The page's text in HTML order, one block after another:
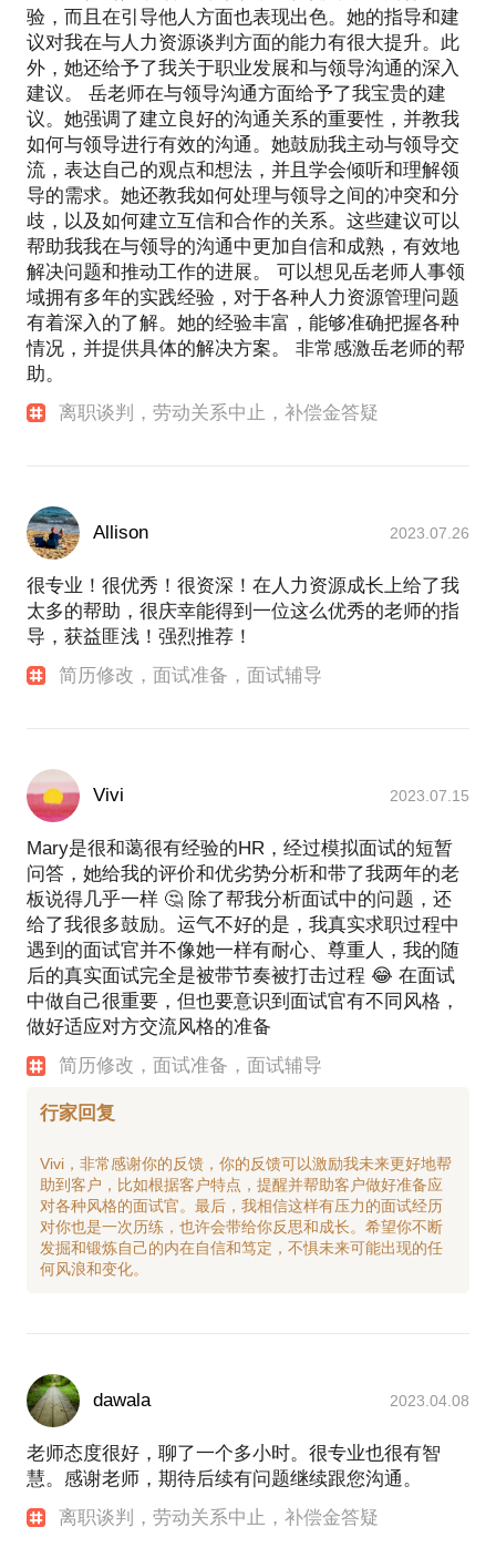
验，而且在引导他人方面也表现出色。她的指导和建
议对我在与人力资源谈判方面的能力有很大提升。此
外，她还给予了我关于职业发展和与领导沟通的深入
建议。 岳老师在与领导沟通方面给予了我宝贵的建
议。她强调了建立良好的沟通关系的重要性，并教我
如何与领导进行有效的沟通。她鼓励我主动与领导交
流，表达自己的观点和想法，并且学会倾听和理解领
导的需求。她还教我如何处理与领导之间的冲突和分
歧，以及如何建立互信和合作的关系。这些建议可以
帮助我我在与领导的沟通中更加自信和成熟，有效地
解决问题和推动工作的进展。 可以想见岳老师人事领
域拥有多年的实践经验，对于各种人力资源管理问题
有着深入的了解。她的经验丰富，能够准确把握各种
情况，并提供具体的解决方案。 非常感激岳老师的帮
助。
离职谈判，劳动关系中止，补偿金答疑
Allison 2023.07.26
很专业！很优秀！很资深！在人力资源成长上给了我
太多的帮助，很庆幸能得到一位这么优秀的老师的指
导，获益匪浅！强烈推荐！
简历修改，面试准备，面试辅导
Vivi 2023.07.15
Mary是很和蔼很有经验的HR，经过模拟面试的短暂
问答，她给我的评价和优劣势分析和带了我两年的老
板说得几乎一样 🤔 除了帮我分析面试中的问题，还
给了我很多鼓励。运气不好的是，我真实求职过程中
遇到的面试官并不像她一样有耐心、尊重人，我的随
后的真实面试完全是被带节奏被打击过程 😂 在面试
中做自己很重要，但也要意识到面试官有不同风格，
做好适应对方交流风格的准备
简历修改，面试准备，面试辅导
行家回复
Vivi，非常感谢你的反馈，你的反馈可以激励我未来更好地帮
助到客户，比如根据客户特点，提醒并帮助客户做好准备应
对各种风格的面试官。最后，我相信这样有压力的面试经历
对你也是一次历练，也许会带给你反思和成长。希望你不断
发掘和锻炼自己的内在自信和笃定，不惧未来可能出现的任
dawala 2023.04.08
老师态度很好，聊了一个多小时。很专业也很有智
慧。感谢老师，期待后续有问题继续跟您沟通。
离职谈判，劳动关系中止，补偿金答疑